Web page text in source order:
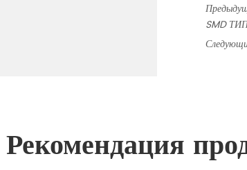
SMD
Рекомендация